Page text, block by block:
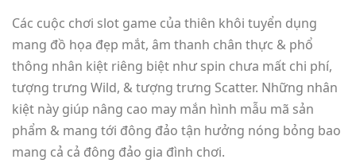
Các cuộc chơi slot game của thiên khôi tuyển dụng
mang đồ họa đẹp mắt, âm thanh chân thực & phổ
thông nhân kiệt riêng biệt như spin chưa mất chi phí,
tượng trưng Wild, & tượng trưng Scatter. Những nhân
kiệt này giúp nâng cao may mắn hình mẫu mã sản
phẩm & mang tới đông đảo tận hưởng nóng bỏng bao
mang cả cả đông đảo gia đình chơi.